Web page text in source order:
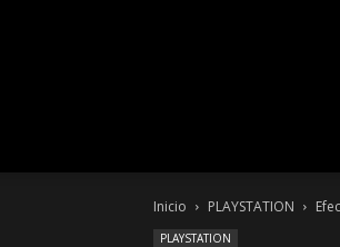
Inicio PLAYSTATION
PLAYSTATION